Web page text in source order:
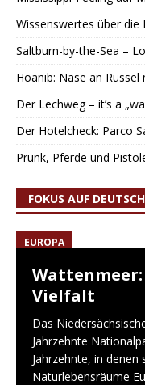
Wissenswertes über die
Saltburn-by-the-Sea –
Hoanib: Nase an
Der Lechweg – it’s a
Der Hotelcheck: Parco
Prunk, Pferde und
FOKUS AUF
EUROPA
Vielfalt
Das
Jahrzehnte
Jahrzehnte, in
Naturlebensräume